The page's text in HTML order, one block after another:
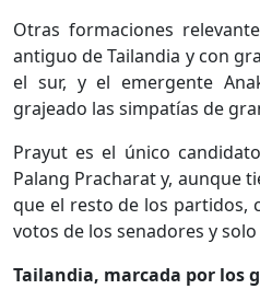
Otras formaciones
antiguo de Tailandia y con
el sur, y el emergente
grajeado las simpatías de
Prayut es el único
Palang Pracharat y, aunque
que el resto de los partidos,
votos de los senadores y
Tailandia, marcada por los